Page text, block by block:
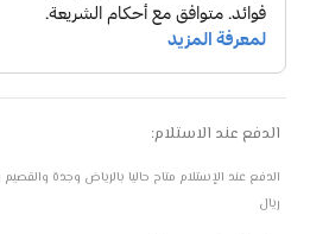
الدفع عند الاستلام:
ريال